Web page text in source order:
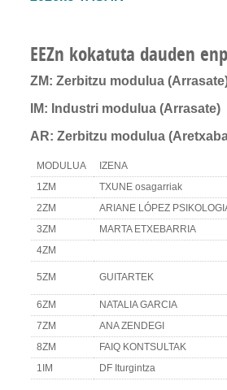
EEZn kokatuta dauden
ZM: Zerbitzu modulua
IM: Industri modulua (Arrasate)
AR: Zerbitzu modulua
MODULUA
IZENA
1ZM
TXUNE osagarriak
2ZM
ARIANE LÓPEZ
3ZM
MARTA ETXEBARRIA
4ZM
5ZM GUITARTEK
6ZM
NATALIA GARCIA
7ZM
ANA ZENDEGI
8ZM
FAIQ KONTSULTAK
1IM
DF Iturgintza